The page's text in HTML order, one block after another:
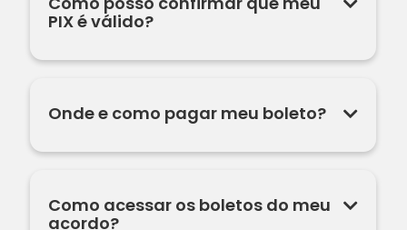
PIX é válido?
Onde e como pagar meu boleto?
Como acessar os boletos do meu
acordo?